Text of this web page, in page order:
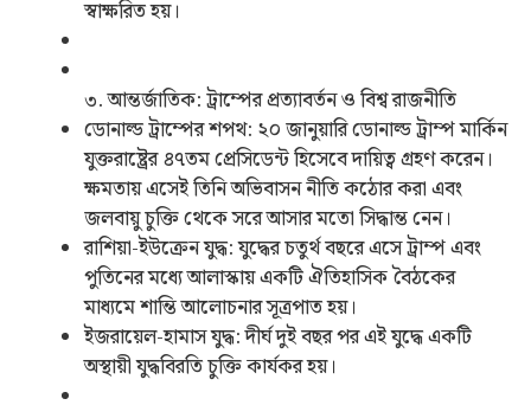
স্বাক্ষরিত হয়।
৩. আন্তর্জাতিক: ট্রাম্পের প্রত্যাবর্তন ও বিশ্ব রাজনীতি
ডোনাল্ড ট্রাম্পের শপথ: ২০ জানুয়ারি ডোনাল্ড ট্রাম্প মার্কিন
যুক্তরাষ্ট্রের ৪৭তম প্রেসিডেন্ট হিসেবে দায়িত্ব গ্রহণ করেন।
ক্ষমতায় এসেই তিনি অভিবাসন নীতি কঠোর করা এবং
জলবায়ু চুক্তি থেকে সরে আসার মতো সিদ্ধান্ত নেন।
রাশিয়া-ইউক্রেন যুদ্ধ: যুদ্ধের চতুর্থ বছরে এসে ট্রাম্প এবং
পুতিনের মধ্যে আলাস্কায় একটি ঐতিহাসিক বৈঠকের
মাধ্যমে শান্তি আলোচনার সূত্রপাত হয়।
ইজরায়েল-হামাস যুদ্ধ: দীর্ঘ দুই বছর পর এই যুদ্ধে একটি
অস্থায়ী যুদ্ধবিরতি চুক্তি কার্যকর হয়।